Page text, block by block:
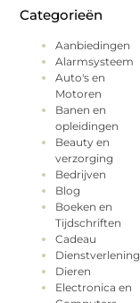
Categorieën
Aanbiedingen
Alarmsysteem
Auto's en
Motoren
Banen en
opleidingen
Beauty en
verzorging
Bedrijven
Blog
Boeken en
Tijdschriften
Cadeau
Dienstverlening
Dieren
Electronica en